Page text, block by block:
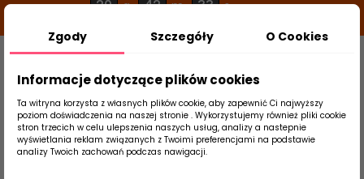
20 g 42 m 33 s
Szukaj
produktu
Strona Główna Salon / Taras Tubądzin
Zgody Szczegóły O Cookies
Informacje dotyczące plików cookies
Ta witryna korzysta z własnych plików cookie, aby zapewnić Ci najwyższy
poziom doświadczenia na naszej stronie . Wykorzystujemy również pliki cookie
stron trzecich w celu ulepszenia naszych usług, analizy a nastepnie
wyświetlania reklam związanych z Twoimi preferencjami na podstawie
analizy Twoich zachowań podczas nawigacji.